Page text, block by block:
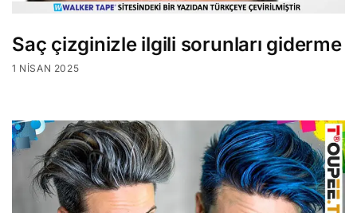
Saç çizginizle ilgili sorunları giderme
1 NISAN 2025